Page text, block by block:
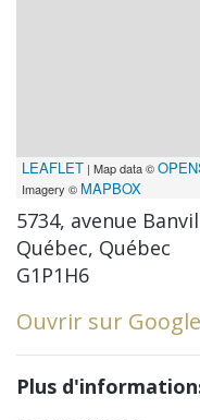
LEAFLET | Map data ©
Imagery © MAPBOX
5734, avenue
Québec, Québec
G1P1H6
Ouvrir sur
Plus